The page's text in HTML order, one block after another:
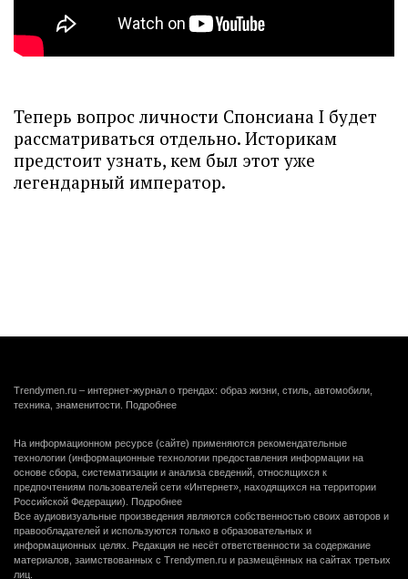
Теперь вопрос личности Спонсиана I будет
рассматриваться отдельно. Историкам
предстоит узнать, кем был этот уже
легендарный император.
Trendymen.ru – интернет-журнал о трендах: образ жизни, стиль, автомобили,
техника, знаменитости. Подробнее
На информационном ресурсе (сайте) применяются рекомендательные
технологии (информационные технологии предоставления информации на
основе сбора, систематизации и анализа сведений, относящихся к
предпочтениям пользователей сети «Интернет», находящихся на территории
Российской Федерации). Подробнее
Все аудиовизуальные произведения являются собственностью своих авторов и
правообладателей и используются только в образовательных и
информационных целях. Редакция не несёт ответственности за содержание
материалов, заимствованных с Trendymen.ru и размещённых на сайтах третьих
лиц.